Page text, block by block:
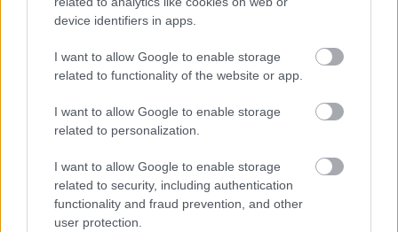
device identifiers in apps.
I want to allow Google to enable storage
related to functionality of the website or app.
I want to allow Google to enable storage
related to personalization.
I want to allow Google to enable storage
related to security, including authentication
functionality and fraud prevention, and other
user protection.
CZUNYINÉ HARCA A GMAIL ÉS AZ ÖNKÉNY ELLEN